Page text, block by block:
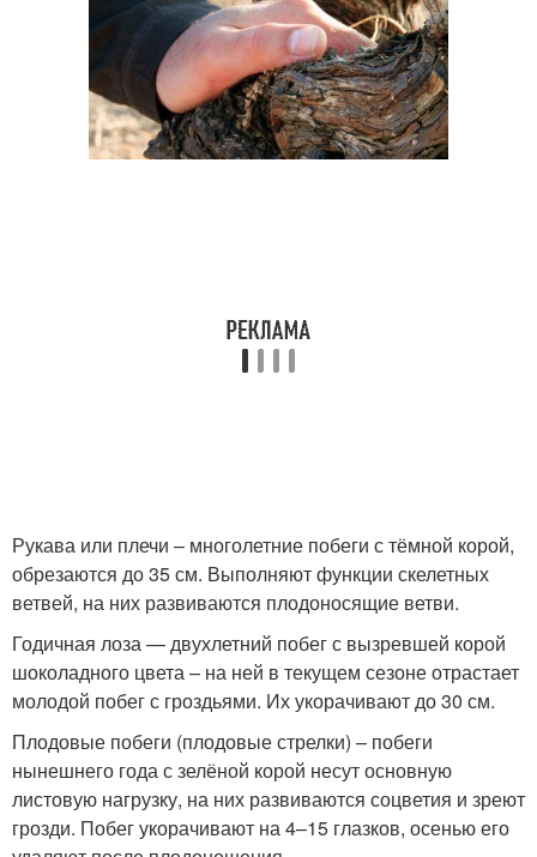
Рукава или плечи – многолетние побеги с тёмной корой,
обрезаются до 35 см. Выполняют функции скелетных
ветвей, на них развиваются плодоносящие ветви.
Годичная лоза — двухлетний побег с вызревшей корой
шоколадного цвета – на ней в текущем сезоне отрастает
молодой побег с гроздьями. Их укорачивают до 30 см.
Плодовые побеги (плодовые стрелки) – побеги
нынешнего года с зелёной корой несут основную
листовую нагрузку, на них развиваются соцветия и зреют
грозди. Побег укорачивают на 4–15 глазков, осенью его